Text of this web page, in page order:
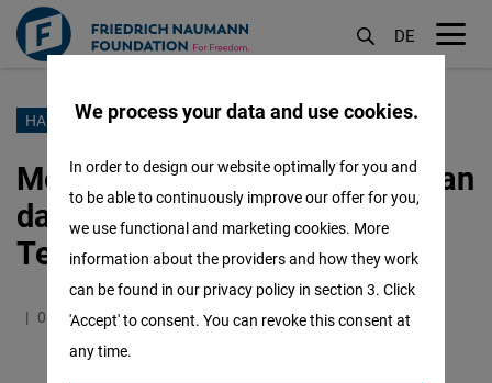
Lompat
utama
DE
HAK PANGAN
Membangun Ketahanan Pangan
dan Mengelola Risiko di Asia
Tenggara
08.11.2021 1.1 Minutes Indonesia
We process your data and use cookies.
In order to design our website optimally for you and
to be able to continuously improve our offer for you,
we use functional and marketing cookies. More
information about the providers and how they work
can be found in our privacy policy in section 3. Click
'Accept' to consent. You can revoke this consent at
any time.